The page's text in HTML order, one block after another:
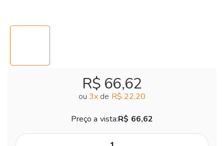
R$ 66,62
ou 3x de R$ 22,20
Preço a vista:R$ 66,62